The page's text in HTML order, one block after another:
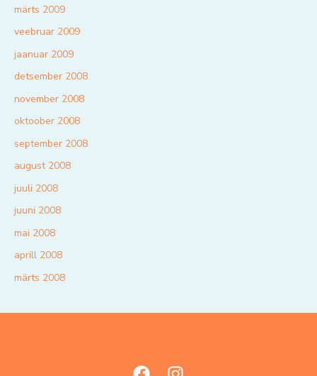
märts 2009
veebruar 2009
jaanuar 2009
detsember 2008
november 2008
oktoober 2008
september 2008
august 2008
juuli 2008
juuni 2008
mai 2008
aprill 2008
märts 2008